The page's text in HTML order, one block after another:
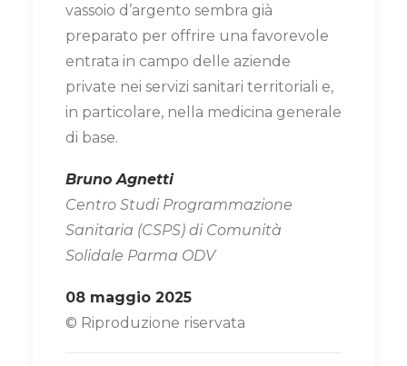
vassoio d’argento sembra già
preparato per offrire una favorevole
entrata in campo delle aziende
private nei servizi sanitari territoriali e,
in particolare, nella medicina generale
di base.
Bruno Agnetti
Centro Studi Programmazione
Sanitaria (CSPS) di Comunità
Solidale Parma ODV
08 maggio 2025
© Riproduzione riservata